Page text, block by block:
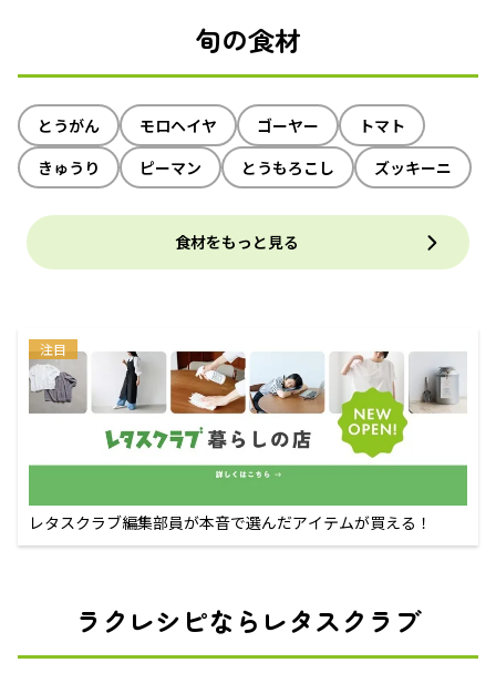
旬の食材
とうがん モロヘイヤ ゴーヤー
トマト
きゅうり
ピーマン とうもろこし ズッキーニ
食材をもっと見る
注目
レタスクラブ編集部員が本音で選んだアイテムが買える！
ラクレシピならレタスクラブ